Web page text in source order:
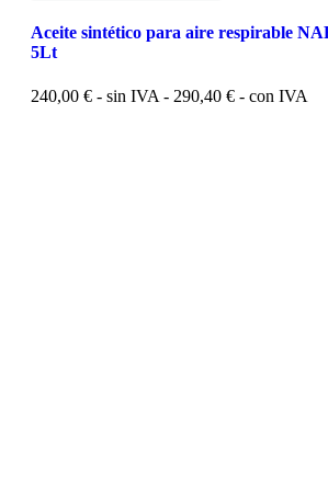
Aceite sintético para aire respirable
5Lt
240,00 € - sin IVA - 290,40 € - con IVA